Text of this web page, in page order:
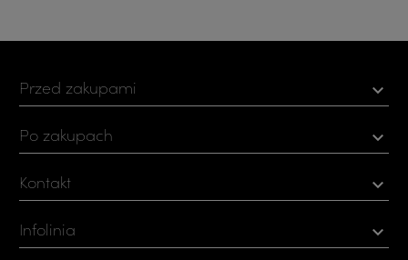
Przed zakupami 
Po zakupach 
Kontakt 
Infolinia 